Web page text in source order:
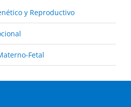
y Reproductivo
Fetal